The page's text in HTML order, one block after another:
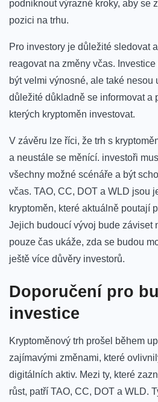
podniknout výrazné kroky, ⁤aby se
pozici na trhu.
Pro investory​ je důležité sledovat
reagovat ‍na ⁣změny včas.
‌být velmi výnosné, ale také nesou
důležité důkladně se informovat a
kterých kryptoměn investovat.
V závěru lze říci, že trh s⁣
a neustále⁢ se měnící. investoři
všechny možné scénáře a být
včas. TAO, CC,⁢ DOT a WLD ⁤jsou
kryptoměn, které aktuálně ⁤poutají
Jejich ‌budoucí vývoj bude ‍záviset
pouze čas​ ukáže, zda ‍se budou
ještě více důvěry investorů.
Doporučení pro
investice
Kryptoměnový trh prošel ⁤během
zajímavými⁢ změnami, které
digitálních aktiv. Mezi ty, které
růst, patří TAO,⁤ CC,⁢ DOT a WLD.